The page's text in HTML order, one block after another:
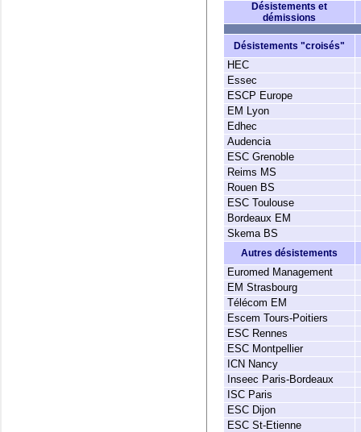
Désistements et
démissions
Désistements "croisés"
HEC
Essec
ESCP Europe
EM Lyon
Edhec
Audencia
ESC Grenoble
Reims MS
Rouen BS
ESC Toulouse
Bordeaux EM
Skema BS
Autres désistements
Euromed Management
EM Strasbourg
Télécom EM
Escem Tours-Poitiers
ESC Rennes
ESC Montpellier
ICN Nancy
Inseec Paris-Bordeaux
ISC Paris
ESC Dijon
ESC St-Etienne